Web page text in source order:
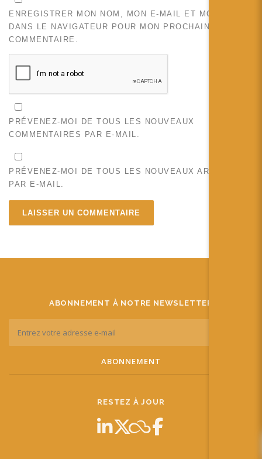
ENREGISTRER MON NOM, MON E-MAIL ET MON SITE
DANS LE NAVIGATEUR POUR MON PROCHAIN
COMMENTAIRE.
PRÉVENEZ-MOI DE TOUS LES NOUVEAUX
COMMENTAIRES PAR E-MAIL.
PRÉVENEZ-MOI DE TOUS LES NOUVEAUX ARTICLES
PAR E-MAIL.
ABONNEMENT À NOTRE NEWSLETTER
RESTEZ À JOUR